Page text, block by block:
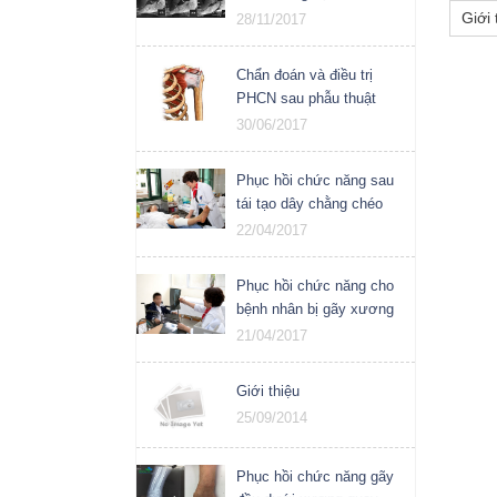
khớp vai
28/11/2017
Chẩn đoán và điều trị
PHCN sau phẫu thuật
chóp xoay khớp vai
30/06/2017
Phục hồi chức năng sau
tái tạo dây chằng chéo
trước khớp gối
22/04/2017
Phục hồi chức năng cho
bệnh nhân bị gãy xương
21/04/2017
Giới thiệu
25/09/2014
Phục hồi chức năng gãy
Giới